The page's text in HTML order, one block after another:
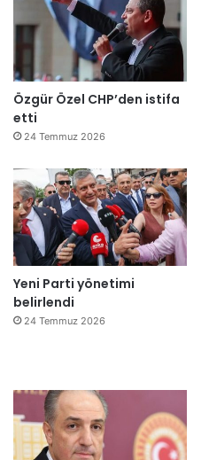
Özgür Özel CHP’den istifa
etti
24 Temmuz 2026
Yeni Parti yönetimi
belirlendi
24 Temmuz 2026